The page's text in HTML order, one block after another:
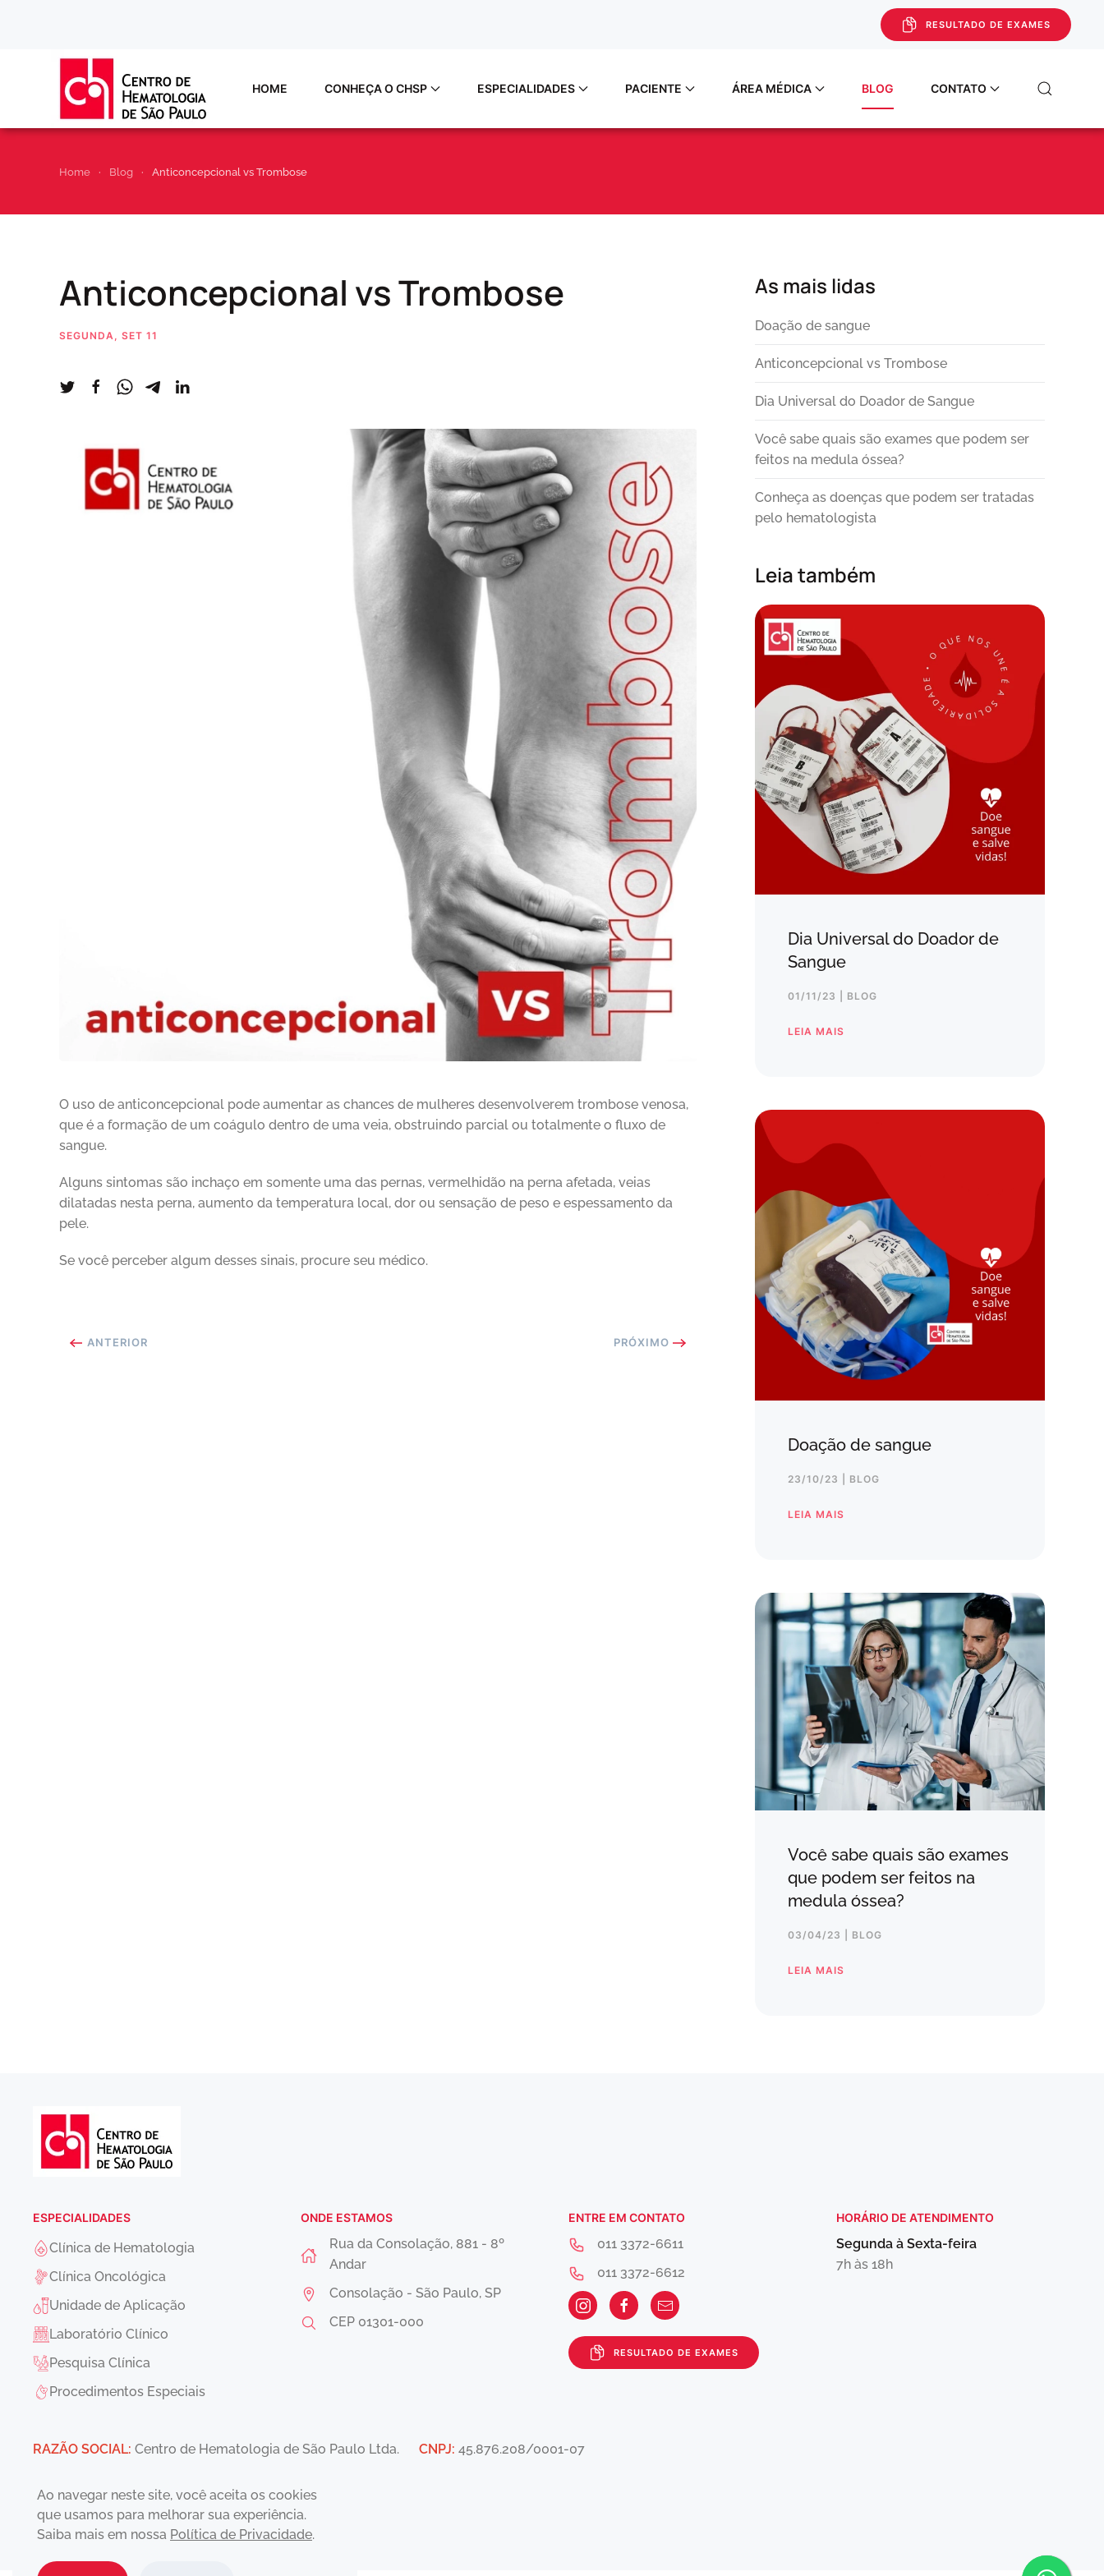
RESULTADO DE EXAMES
HOME CONHEÇA O CHSP ESPECIALIDADES PACIENTE ÁREA MÉDICA BLOG CONTATO
Home Blog Anticoncepcional vs Trombose
Anticoncepcional vs Trombose
SEGUNDA, SET 11
O uso de anticoncepcional pode aumentar as chances de mulheres desenvolverem trombose venosa,
que é a formação de um coágulo dentro de uma veia, obstruindo parcial ou totalmente o fluxo de
sangue.
Alguns sintomas são inchaço em somente uma das pernas, vermelhidão na perna afetada, veias
dilatadas nesta perna, aumento da temperatura local, dor ou sensação de peso e espessamento da
pele.
Se você perceber algum desses sinais, procure seu médico.
ANTERIOR PRÓXIMO
As mais lidas
Doação de sangue
Anticoncepcional vs Trombose
Dia Universal do Doador de Sangue
Você sabe quais são exames que podem ser
feitos na medula óssea?
Conheça as doenças que podem ser tratadas
pelo hematologista
Leia também
Dia Universal do Doador de
Sangue
01/11/23 | BLOG
LEIA MAIS
Doação de sangue
23/10/23 | BLOG
LEIA MAIS
Você sabe quais são exames
que podem ser feitos na
medula óssea?
03/04/23 | BLOG
LEIA MAIS
ESPECIALIDADES
Clínica de Hematologia
Clínica Oncológica
Unidade de Aplicação
Laboratório Clínico
Pesquisa Clínica
Procedimentos Especiais
ONDE ESTAMOS
Rua da Consolação, 881 - 8º
Andar
Consolação - São Paulo, SP
CEP 01301-000
ENTRE EM CONTATO
011 3372-6611
011 3372-6612
RESULTADO DE EXAMES
HORÁRIO DE ATENDIMENTO
Segunda à Sexta-feira
7h às 18h
RAZÃO SOCIAL: Centro de Hematologia de São Paulo Ltda. CNPJ: 45.876.208/0001-07
Ao navegar neste site, você aceita os cookies
que usamos para melhorar sua experiência.
Saiba mais em nossa Política de Privacidade.